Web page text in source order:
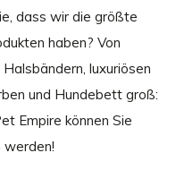
dass wir die größte
haben? Von
luxuriösen
und Hundebett groß:
Empire können Sie
werden!